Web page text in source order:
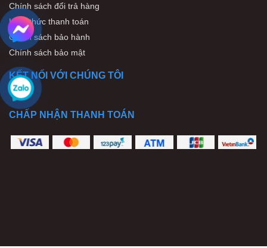
Chính sách đổi trả hàng
Hình thức thanh toán
Chính sách bảo hành
Chính sách bảo mật
KẾT NỐI VỚI CHÚNG TÔI
CHẤP NHẬN THANH TOÁN